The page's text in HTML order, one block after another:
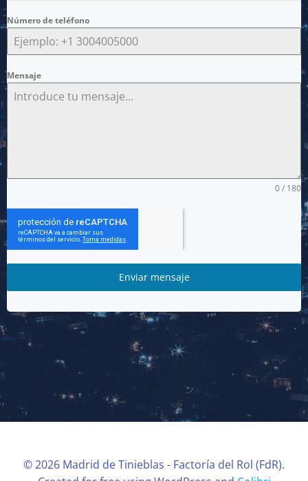
Número de teléfono
Mensaje
0 / 180
Enviar mensaje
© 2026 Madrid de Tinieblas - Factoría del Rol (FdR).